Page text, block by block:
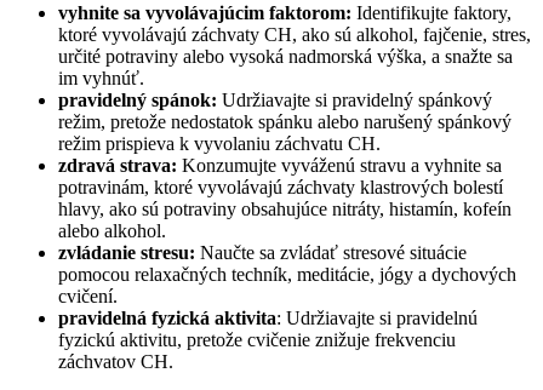
vyhnite sa vyvolávajúcim faktorom: Identifikujte faktory,
ktoré vyvolávajú záchvaty CH, ako sú alkohol, fajčenie, stres,
určité potraviny alebo vysoká nadmorská výška, a snažte sa
im vyhnúť.
pravidelný spánok: Udržiavajte si pravidelný spánkový
režim, pretože nedostatok spánku alebo narušený spánkový
režim prispieva k vyvolaniu záchvatu CH.
zdravá strava: Konzumujte vyváženú stravu a vyhnite sa
potravinám, ktoré vyvolávajú záchvaty klastrových bolestí
hlavy, ako sú potraviny obsahujúce nitráty, histamín, kofeín
alebo alkohol.
zvládanie stresu: Naučte sa zvládať stresové situácie
pomocou relaxačných techník, meditácie, jógy a dychových
cvičení.
pravidelná fyzická aktivita: Udržiavajte si pravidelnú
fyzickú aktivitu, pretože cvičenie znižuje frekvenciu
záchvatov CH.